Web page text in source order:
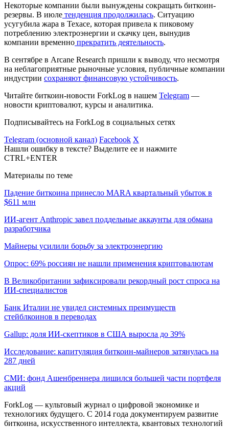
Некоторые компании были вынуждены сокращать биткоин-
резервы. В июле тенденция продолжилась. Ситуацию
усугубила жара в Техасе, которая привела к пиковому
потреблению электроэнергии и скачку цен, вынудив
компании временно прекратить деятельность.
В сентябре в Arcane Research пришли к выводу, что несмотря
на неблагоприятные рыночные условия, публичные компании
индустрии сохраняют финансовую устойчивость.
Читайте биткоин-новости ForkLog в нашем Telegram —
новости криптовалют, курсы и аналитика.
Подписывайтесь на ForkLog в социальных сетях
Telegram (основной канал) Facebook X
Нашли ошибку в тексте? Выделите ее и нажмите
CTRL+ENTER
Материалы по теме
Падение биткоина принесло MARA квартальный убыток в
$611 млн
ИИ-агент Anthropic завел поддельные аккаунты для обмана
разработчика
Майнеры усилили борьбу за электроэнергию
Опрос: 69% россиян не нашли применения криптовалютам
В Великобритании зафиксировали рекордный рост спроса на
ИИ-специалистов
Банк Италии не увидел системных преимуществ
стейблкоинов в переводах
Gallup: доля ИИ-скептиков в США выросла до 39%
Исследование: капитуляция биткоин-майнеров затянулась на
287 дней
СМИ: фонд Ашенбреннера лишился большей части портфеля
акций
ForkLog — культовый журнал о цифровой экономике и
технологиях будущего. С 2014 года документируем развитие
биткоина, искусственного интеллекта, квантовых технологий